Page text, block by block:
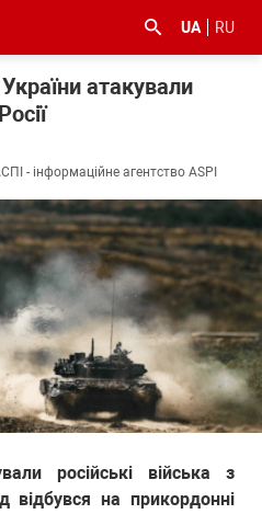
UA RU
атакували
- інформаційне агентство ASPI
російські війська з
відбувся на прикордонні
#Київ #коронавірус